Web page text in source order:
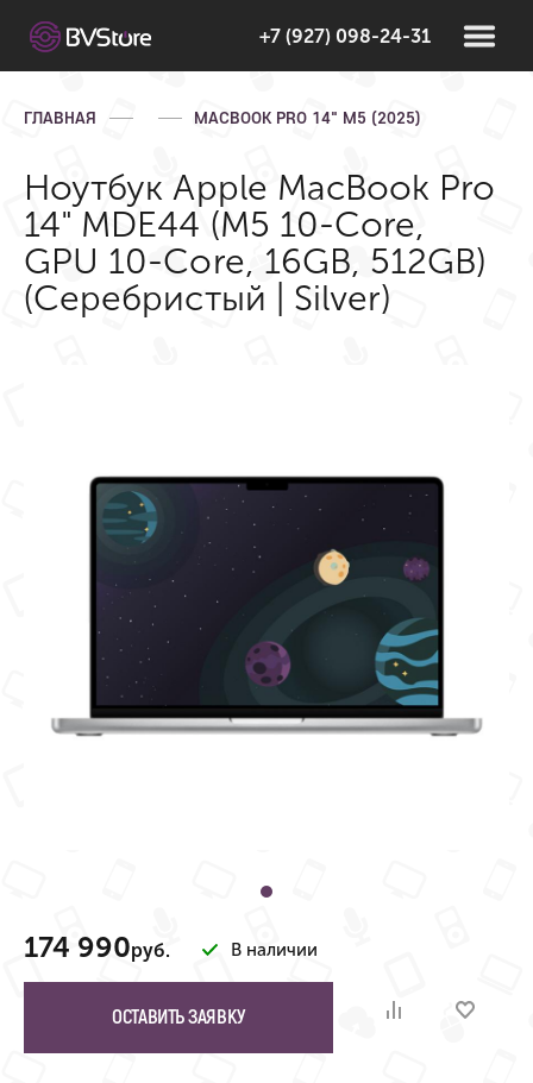
+7 (927) 098-24-31
ГЛАВНАЯ MACBOOK PRO 14" M5 (2025)
Ноутбук Apple MacBook Pro
14" MDE44 (M5 10-Core,
GPU 10-Core, 16GB, 512GB)
(Серебристый | Silver)
174 990руб. В наличии
ОСТАВИТЬ ЗАЯВКУ